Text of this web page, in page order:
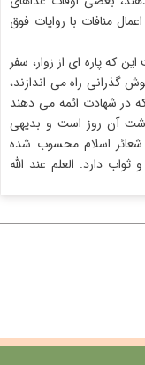
منافات با روایات فوق
که پاره ای از زوار، سفر
گذرانی راه می اندازند،
در شهادت ائمه می دهند
آن روز است و بدیهی
شعائر اسلام محسوب شده
دارد. العلم عند الله